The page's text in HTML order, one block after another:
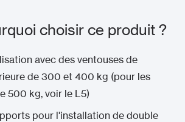
choisir ce produit ?
avec des ventouses de
de 300 et 400 kg (pour les
500 kg, voir le L5)
pour l'installation de double